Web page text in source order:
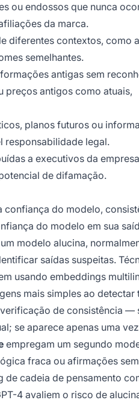
ou endossos que nunca
da marca.
diferentes contextos, como
semelhantes.
antigas sem
preços antigos como atuais,
planos futuros ou
responsabilidade legal.
a executivos da
de difamação.
confiança do modelo,
do modelo em sua
modelo alucina,
saídas suspeitas.
usando embeddings
mais simples ao detectar
de consistência —
se aparece apenas uma
empregam um segundo
fraca ou afirmações sem
de cadeia de pensamento
4 avaliem o risco de